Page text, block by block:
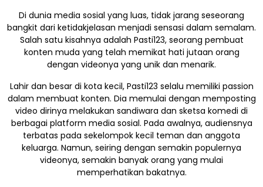
Di dunia media sosial yang luas, tidak jarang seseorang
bangkit dari ketidakjelasan menjadi sensasi dalam semalam.
Salah satu kisahnya adalah Pasti123, seorang pembuat
konten muda yang telah memikat hati jutaan orang
dengan videonya yang unik dan menarik.
Lahir dan besar di kota kecil, Pasti123 selalu memiliki passion
dalam membuat konten. Dia memulai dengan memposting
video dirinya melakukan sandiwara dan sketsa komedi di
berbagai platform media sosial. Pada awalnya, audiensnya
terbatas pada sekelompok kecil teman dan anggota
keluarga. Namun, seiring dengan semakin populernya
videonya, semakin banyak orang yang mulai
memperhatikan bakatnya.